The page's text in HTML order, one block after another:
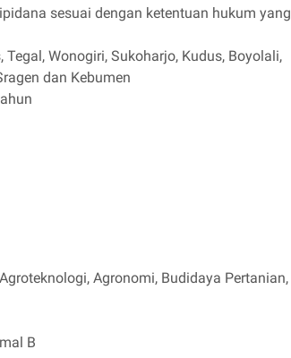
sesuai dengan ketentuan hukum yang
Wonogiri, Sukoharjo, Kudus, Boyolali,
dan Kebumen
Agronomi, Budidaya Pertanian,
B